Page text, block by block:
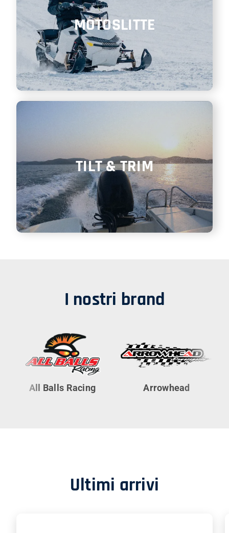
MOTOSLITTE
TILT & TRIM
I nostri brand
All Balls Racing Arrowhead
Ultimi arrivi